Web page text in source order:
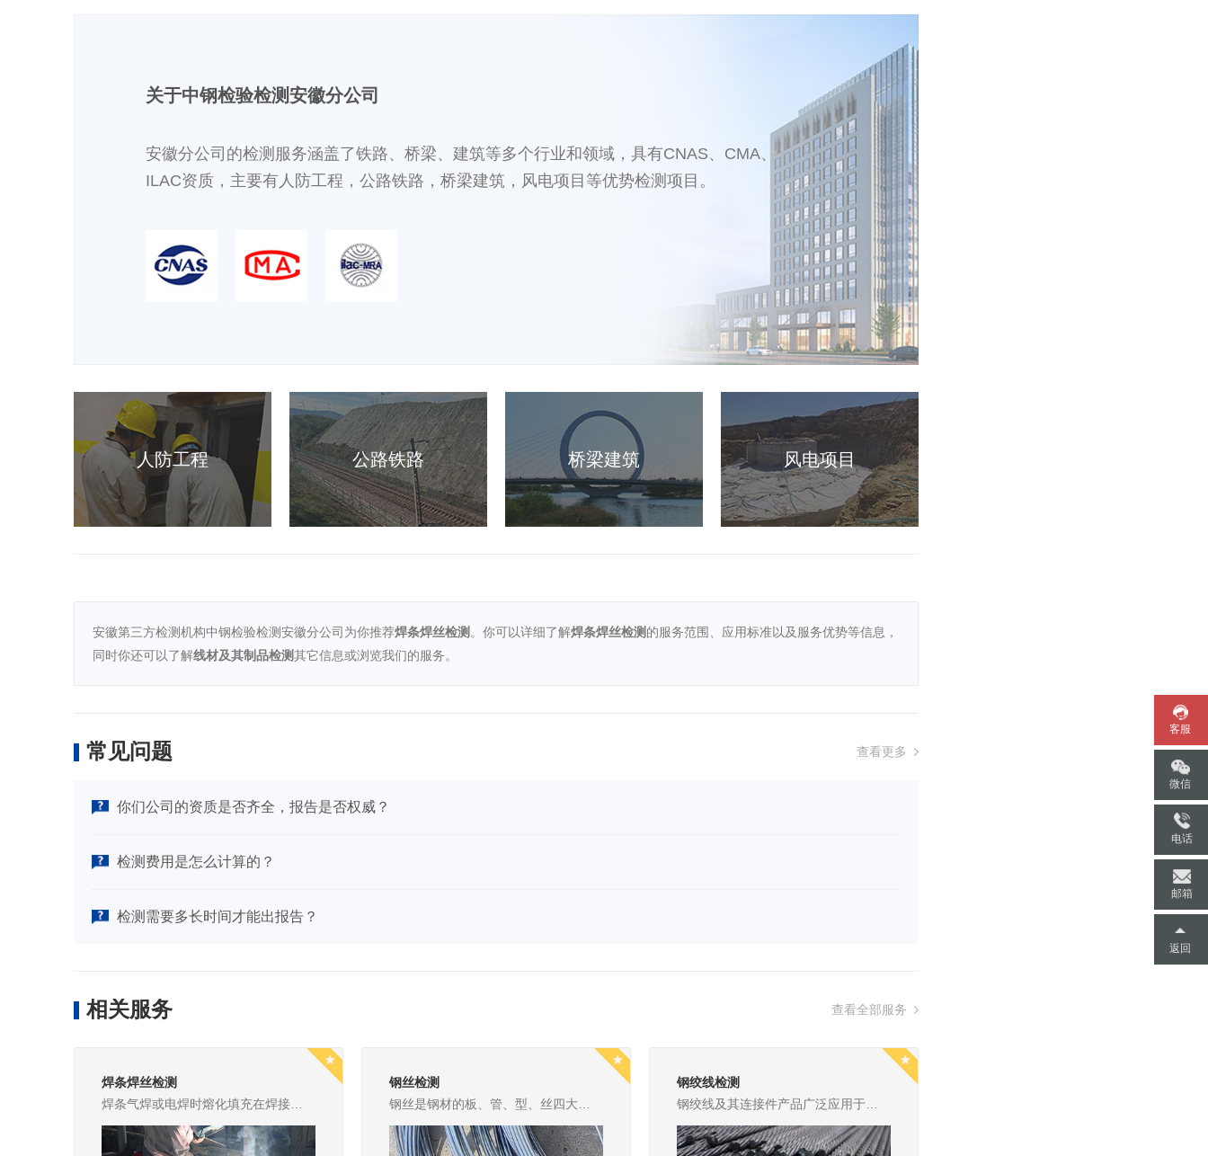
关于中钢检验检测安徽分公司
安徽分公司的检测服务涵盖了铁路、桥梁、建筑等多个行业和领域，具有CNAS、CMA、
ILAC资质，主要有人防工程，公路铁路，桥梁建筑，风电项目等优势检测项目。
人防工程 公路铁路 桥梁建筑 风电项目
安徽第三方检测机构中钢检验检测安徽分公司为你推荐焊条焊丝检测 。你可以详细了解焊条焊丝检测的服务范围、应用标准以及服务优势等信息，
同时你还可以了解线材及其制品检测其它信息或浏览我们的服务。
常见问题 查看更多
你们公司的资质是否齐全，报告是否权威？
检测费用是怎么计算的？
检测需要多长时间才能出报告？
相关服务 查看全部服务
焊条焊丝检测
钢丝检测
钢绞线检测
钢绞线及其连接件产品广泛应用于高速公路、铁路、立交、轻轨、大跨度高架桥、高层建筑等大型工程项目，是现代化建设必不可少的材料，钢绞线及其连接件的检测对控制工程质量，实现工程质量安全有着重要意义。
客服
微信
电话
邮箱
返回